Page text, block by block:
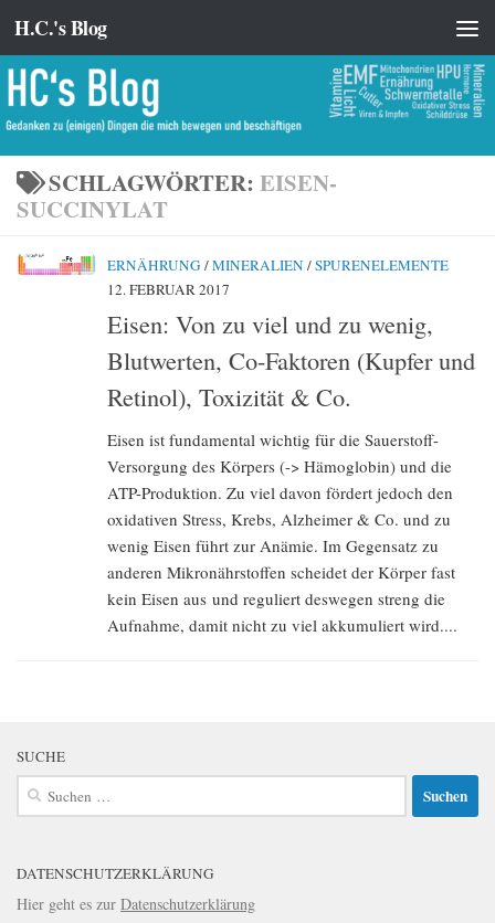
Zum Inhalt springen
H.C.'s Blog
SCHLAGWÖRTER: EISEN-
SUCCINYLAT
ERNÄHRUNG /MINERALIEN /SPURENELEMENTE
12. FEBRUAR 2017
Eisen: Von zu viel und zu wenig,
Blutwerten, Co-Faktoren (Kupfer und
Retinol), Toxizität & Co.
Eisen ist fundamental wichtig für die Sauerstoff-
Versorgung des Körpers (-> Hämoglobin) und die
ATP-Produktion. Zu viel davon fördert jedoch den
oxidativen Stress, Krebs, Alzheimer & Co. und zu
wenig Eisen führt zur Anämie. Im Gegensatz zu
anderen Mikronährstoffen scheidet der Körper fast
kein Eisen aus und reguliert deswegen streng die
Aufnahme, damit nicht zu viel akkumuliert wird....
SUCHE
Suchen
nach:
DATENSCHUTZERKLÄRUNG
Hier geht es zur Datenschutzerklärung